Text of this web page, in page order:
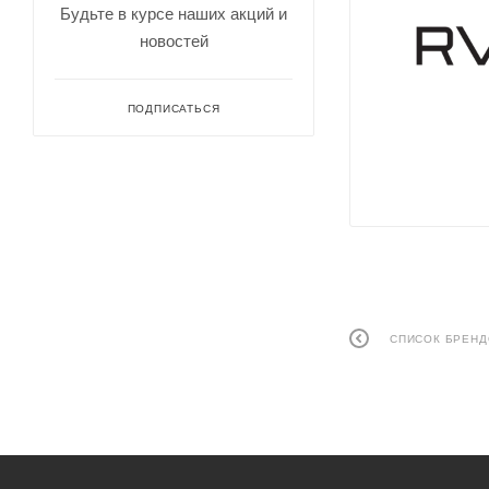
СПИСОК
Будьте в курсе наших акций и
новостей
ПОДПИСАТЬСЯ